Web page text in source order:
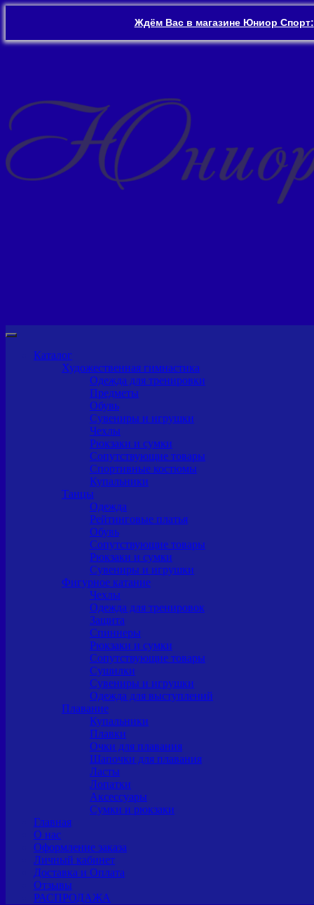
Ждём Вас в магазине Юниор Спорт:
содержимому
Каталог
Художественная гимнастика
Одежда для тренировки
Предметы
Обувь
Сувениры и игрушки
Чехлы
Рюкзаки и сумки
Сопутствующие товары
Спортивные костюмы
Купальники
Танцы
Одежда
Рейтинговые платья
Обувь
Сопутствующие товары
Рюкзаки и сумки
Сувениры и игрушки
Фигурное катание
Чехлы
Одежда для тренировок
Защита
Спиннеры
Рюкзаки и сумки
Сопутствующие товары
Сушилки
Сувениры и игрушки
Одежда для выступлений
Плавание
Купальники
Плавки
Очки для плавания
Шапочки для плавания
Ласты
Лопатки
Аксессуары
Сумки и рюкзаки
Главная
О нас
Оформление заказа
Личный кабинет
Доставка и Оплата
Отзывы
РАСПРОДАЖА